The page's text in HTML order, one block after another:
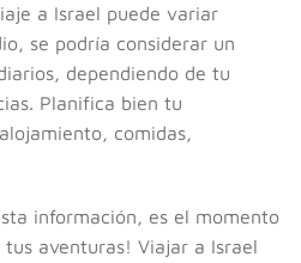
a Israel puede variar
se podría considerar un
dependiendo de tu
Planifica bien tu
comidas,
información, es el momento
aventuras! Viajar a Israel